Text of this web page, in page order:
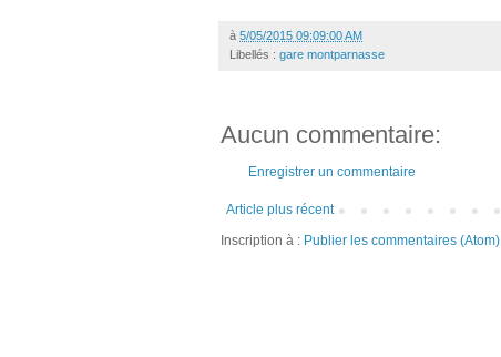
à 5/05/2015 09:09:00 AM
Libellés : gare montparnasse
Aucun commentaire:
Enregistrer un commentaire
Article plus récent
Inscription à : Publier les commentaires (Atom)